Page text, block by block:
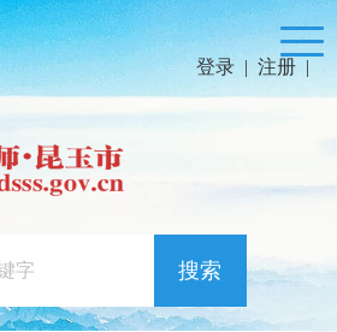
登录 | 注册 |
搜索